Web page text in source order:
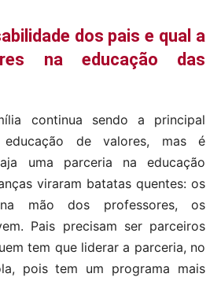
dos pais e qual a
na educação das
continua sendo a principal
educação de valores, mas é
uma parceria na educação
viraram batatas quentes: os
mão dos professores, os
Pais precisam ser parceiros
tem que liderar a parceria, no
pois tem um programa mais